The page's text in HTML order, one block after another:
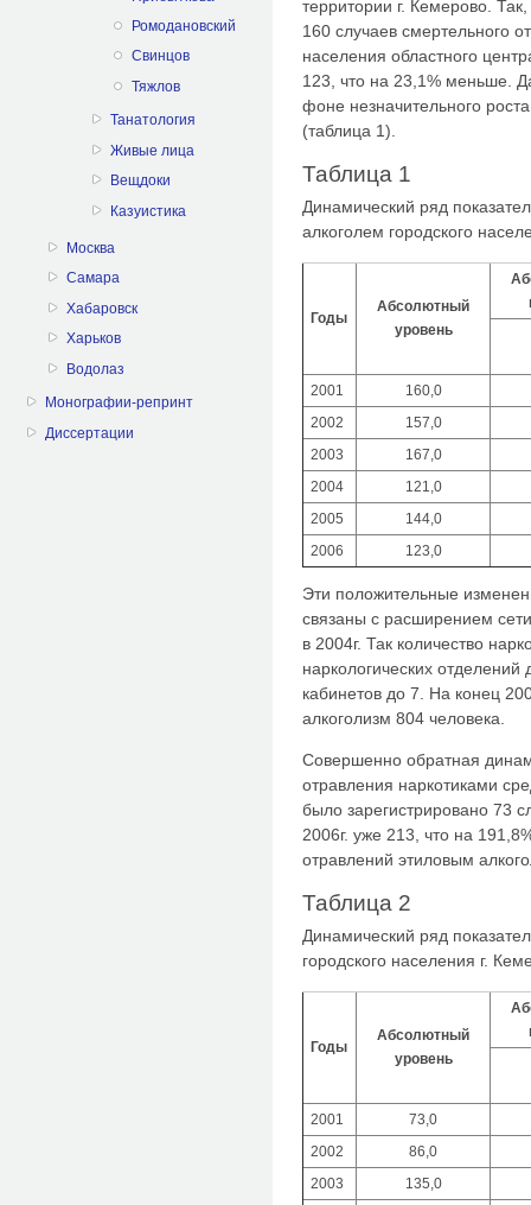
Ромодановский
Свинцов
Тяжлов
Танатология
Живые лица
Вещдоки
Казуистика
Москва
Самара
Хабаровск
Харьков
Водолаз
Монографии-репринт
Диссертации
территории г. Кемерово.
160 случаев смертельного
населения областного
123, что на 23,1% меньше.
фоне незначительного
(таблица 1).
Таблица 1
Динамический ряд
алкоголем городского
Годы
Абсолютный
уровень
2001
160,0
2002
157,0
2003
167,0
2004
121,0
2005
144,0
2006
123,0
Эти положительные
связаны с расширением
в 2004г. Так количество
наркологических отделений
кабинетов до 7. На конец
алкоголизм 804 человека.
Совершенно обратная
отравления наркотиками
было зарегистрировано 73
2006г. уже 213, что на
отравлений этиловым
Таблица 2
Динамический ряд
городского населения г.
Годы
Абсолютный
уровень
2001
73,0
2002
86,0
2003
135,0